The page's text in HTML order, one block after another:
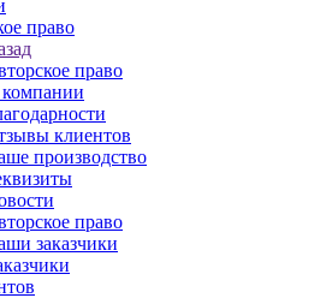
право
право
клиентов
производство
право
заказчики